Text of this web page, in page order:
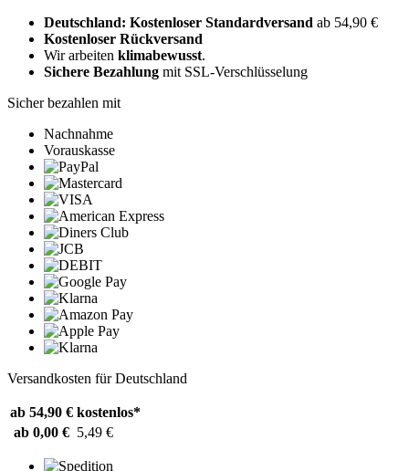
Deutschland: Kostenloser Standardversand ab 54,90 €
Kostenloser Rückversand
Wir arbeiten klimabewusst.
Sichere Bezahlung mit SSL-Verschlüsselung
Sicher bezahlen mit
Nachnahme
Vorauskasse
Versandkosten für Deutschland
ab 54,90 € kostenlos*
ab 0,00 € 5,49 €